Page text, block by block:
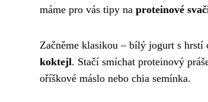
máme pro vás tipy na proteinové
Začněme klasikou – bílý jogurt s hrstí
koktejl. Stačí smíchat proteinový
oříškové máslo nebo chia semínka.